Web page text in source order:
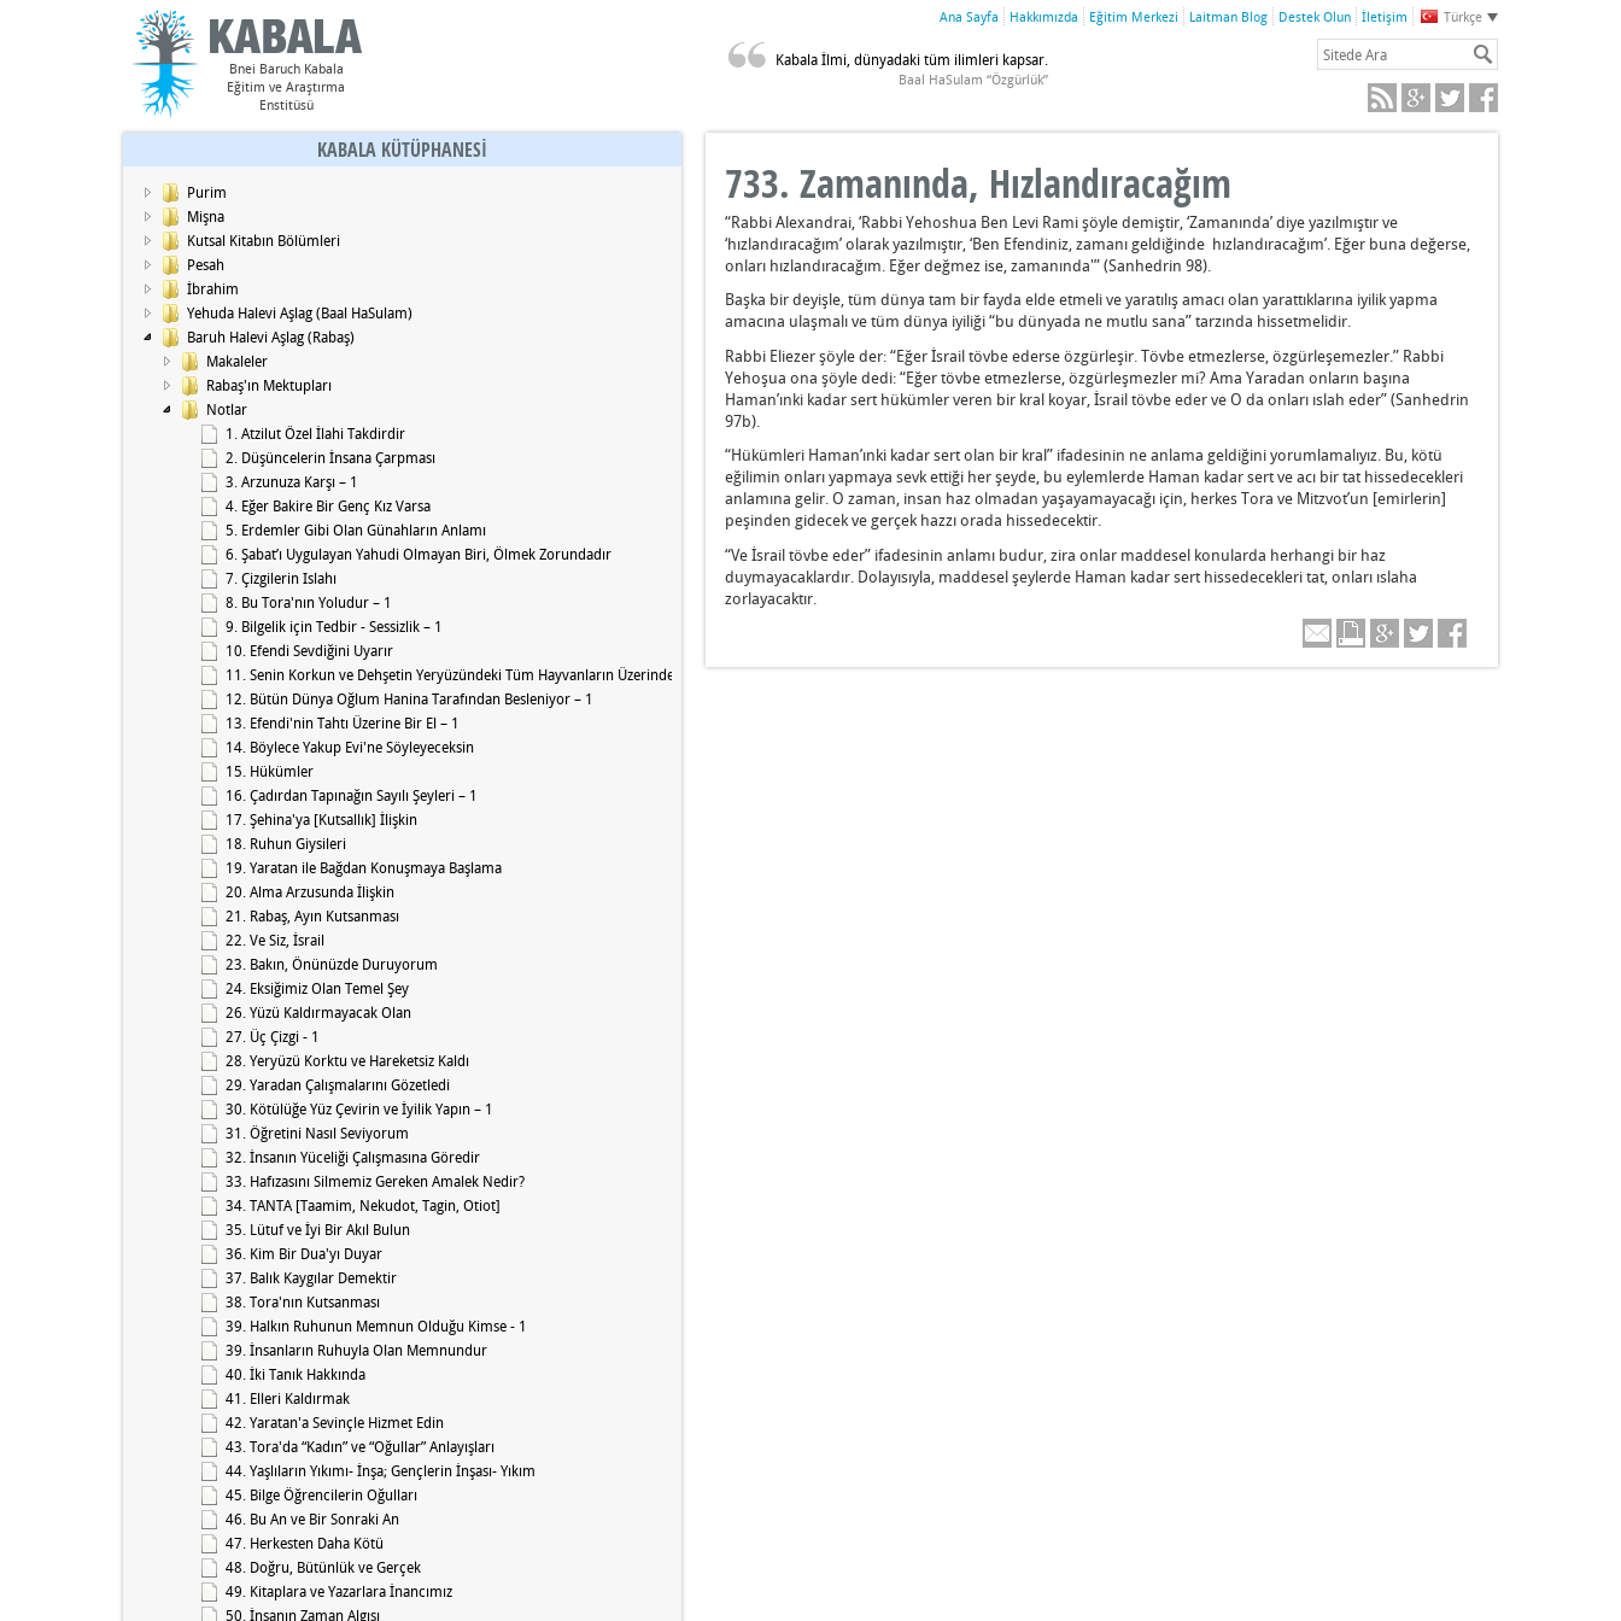
Bnei Baruch Kabala
Eğitim ve Araştırma
Enstitüsü
Türkçe
Ana Sayfa Hakkımızda Eğitim Merkezi Laitman Blog Destek Olun İletişim
Kabala İlmi, dünyadaki tüm ilimleri kapsar.
Baal HaSulam “Özgürlük”
KABALA KÜTÜPHANESİ
Purim
Mişna
Kutsal Kitabın Bölümleri
Pesah
İbrahim
Yehuda Halevi Aşlag (Baal HaSulam)
Baruh Halevi Aşlag (Rabaş)
Makaleler
Rabaş'ın Mektupları
Notlar
1. Atzilut Özel İlahi Takdirdir
2. Düşüncelerin İnsana Çarpması
3. Arzunuza Karşı – 1
4. Eğer Bakire Bir Genç Kız Varsa
5. Erdemler Gibi Olan Günahların Anlamı
6. Şabat’ı Uygulayan Yahudi Olmayan Biri, Ölmek Zorundadır
7. Çizgilerin Islahı
8. Bu Tora'nın Yoludur – 1
9. Bilgelik için Tedbir - Sessizlik – 1
10. Efendi Sevdiğini Uyarır
11. Senin Korkun ve Dehşetin Yeryüzündeki Tüm Hayvanların Üzerinde Olacak
12. Bütün Dünya Oğlum Hanina Tarafından Besleniyor – 1
13. Efendi'nin Tahtı Üzerine Bir El – 1
14. Böylece Yakup Evi'ne Söyleyeceksin
15. Hükümler
16. Çadırdan Tapınağın Sayılı Şeyleri – 1
17. Şehina'ya [Kutsallık] İlişkin
18. Ruhun Giysileri
19. Yaratan ile Bağdan Konuşmaya Başlama
20. Alma Arzusunda İlişkin
21. Rabaş, Ayın Kutsanması
22. Ve Siz, İsrail
23. Bakın, Önünüzde Duruyorum
24. Eksiğimiz Olan Temel Şey
26. Yüzü Kaldırmayacak Olan
27. Üç Çizgi - 1
28. Yeryüzü Korktu ve Hareketsiz Kaldı
29. Yaradan Çalışmalarını Gözetledi
30. Kötülüğe Yüz Çevirin ve İyilik Yapın – 1
31. Öğretini Nasıl Seviyorum
32. İnsanın Yüceliği Çalışmasına Göredir
33. Hafızasını Silmemiz Gereken Amalek Nedir?
34. TANTA [Taamim, Nekudot, Tagin, Otiot]
35. Lütuf ve İyi Bir Akıl Bulun
36. Kim Bir Dua'yı Duyar
37. Balık Kaygılar Demektir
38. Tora'nın Kutsanması
39. Halkın Ruhunun Memnun Olduğu Kimse - 1
39. İnsanların Ruhuyla Olan Memnundur
40. İki Tanık Hakkında
41. Elleri Kaldırmak
42. Yaratan'a Sevinçle Hizmet Edin
43. Tora'da “Kadın” ve “Oğullar” Anlayışları
44. Yaşlıların Yıkımı- İnşa; Gençlerin İnşası- Yıkım
45. Bilge Öğrencilerin Oğulları
46. Bu An ve Bir Sonraki An
47. Herkesten Daha Kötü
48. Doğru, Bütünlük ve Gerçek
49. Kitaplara ve Yazarlara İnancımız
50. İnsanın Zaman Algısı
733. Zamanında, Hızlandıracağım
“Rabbi Alexandrai, ‘Rabbi Yehoshua Ben Levi Rami şöyle demiştir, ‘Zamanında’ diye yazılmıştır ve
‘hızlandıracağım’ olarak yazılmıştır, ‘Ben Efendiniz, zamanı geldiğinde hızlandıracağım’. Eğer buna değerse,
onları hızlandıracağım. Eğer değmez ise, zamanında'” (Sanhedrin 98).
Başka bir deyişle, tüm dünya tam bir fayda elde etmeli ve yaratılış amacı olan yarattıklarına iyilik yapma
amacına ulaşmalı ve tüm dünya iyiliği “bu dünyada ne mutlu sana” tarzında hissetmelidir.
Rabbi Eliezer şöyle der: “Eğer İsrail tövbe ederse özgürleşir. Tövbe etmezlerse, özgürleşemezler.” Rabbi
Yehoşua ona şöyle dedi: “Eğer tövbe etmezlerse, özgürleşmezler mi? Ama Yaradan onların başına
Haman’ınki kadar sert hükümler veren bir kral koyar, İsrail tövbe eder ve O da onları ıslah eder” (Sanhedrin
97b).
“Hükümleri Haman’ınki kadar sert olan bir kral” ifadesinin ne anlama geldiğini yorumlamalıyız. Bu, kötü
eğilimin onları yapmaya sevk ettiği her şeyde, bu eylemlerde Haman kadar sert ve acı bir tat hissedecekleri
anlamına gelir. O zaman, insan haz olmadan yaşayamayacağı için, herkes Tora ve Mitzvot’un [emirlerin]
peşinden gidecek ve gerçek hazzı orada hissedecektir.
“Ve İsrail tövbe eder” ifadesinin anlamı budur, zira onlar maddesel konularda herhangi bir haz
duymayacaklardır. Dolayısıyla, maddesel şeylerde Haman kadar sert hissedecekleri tat, onları ıslaha
zorlayacaktır.